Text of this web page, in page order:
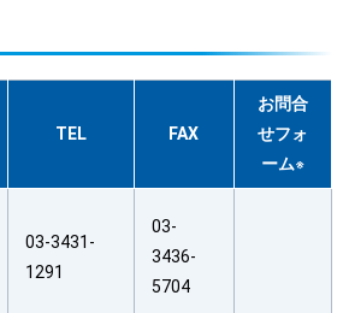
TEL FAX
お問合
せフォ
ーム※
03-3431-
1291
03-
3436-
5704